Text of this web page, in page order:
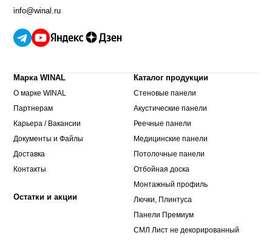
info@winal.ru
Марка WINAL
О марке WINAL
Партнерам
Карьера / Вакансии
Документы и Файлы
Доставка
Контакты
Остатки и акции
Каталог продукции
Стеновые панели
Акустические панели
Реечные панели
Медицинские панели
Потолочные панели
Отбойная доска
Монтажный профиль
Лючки, Плинтуса
Панели Премиум
СМЛ Лист не декорированный